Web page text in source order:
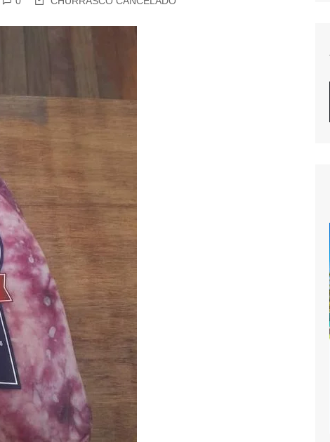
PRETO